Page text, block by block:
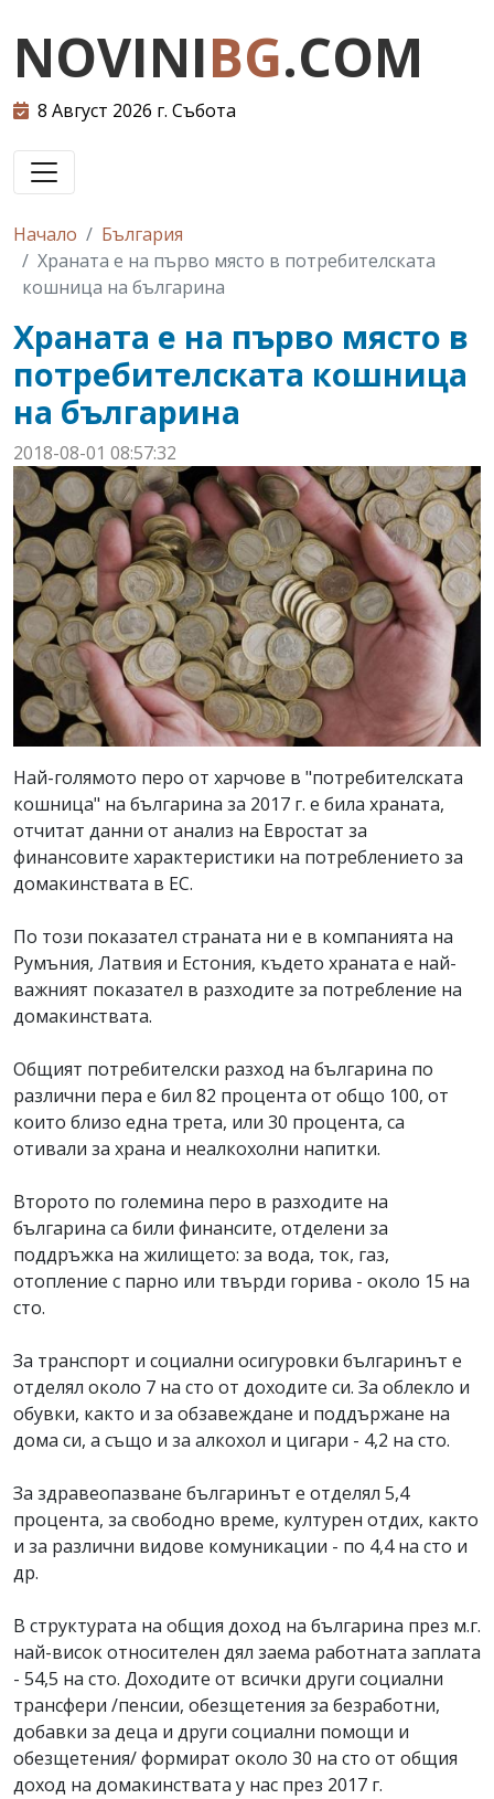
NOVINIBG.COM
8 Август 2026 г. Събота
Начало
България
Храната е на първо място в потребителската
кошница на българина
Храната е на първо място в
потребителската кошница
на българина
2018-08-01 08:57:32
Най-голямото перо от харчове в "потребителската
кошница" на българина за 2017 г. е била храната,
отчитат данни от анализ на Евростат за
финансовите характеристики на потреблението за
домакинствата в ЕС.
По този показател страната ни е в компанията на
Румъния, Латвия и Естония, където храната е най-
важният показател в разходите за потребление на
домакинствата.
Общият потребителски разход на българина по
различни пера е бил 82 процента от общо 100, от
които близо една трета, или 30 процента, са
отивали за храна и неалкохолни напитки.
Второто по големина перо в разходите на
българина са били финансите, отделени за
поддръжка на жилището: за вода, ток, газ,
отопление с парно или твърди горива - около 15 на
сто.
За транспорт и социални осигуровки българинът е
отделял около 7 на сто от доходите си. За облекло и
обувки, както и за обзавеждане и поддържане на
дома си, а също и за алкохол и цигари - 4,2 на сто.
За здравеопазване българинът е отделял 5,4
процента, за свободно време, културен отдих, както
и за различни видове комуникации - по 4,4 на сто и
др.
В структурата на общия доход на българина през м.г.
най-висок относителен дял заема работната заплата
- 54,5 на сто. Доходите от всички други социални
трансфери /пенсии, обезщетения за безработни,
добавки за деца и други социални помощи и
обезщетения/ формират около 30 на сто от общия
доход на домакинствата у нас през 2017 г.